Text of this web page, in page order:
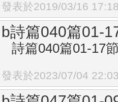
發表於2019/03/16
b詩篇040篇01-
詩篇040篇01-17
發表於2023/07/04